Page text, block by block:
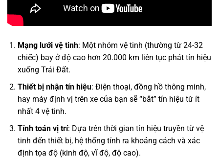
Mạng lưới vệ tinh: Một nhóm vệ tinh (thường từ 24-32
chiếc) bay ở độ cao hơn 20.000 km liên tục phát tín hiệu
xuống Trái Đất.
Thiết bị nhận tín hiệu: Điện thoại, đồng hồ thông minh,
hay máy định vị trên xe của bạn sẽ “bắt” tín hiệu từ ít
nhất 4 vệ tinh.
Tính toán vị trí: Dựa trên thời gian tín hiệu truyền từ vệ
tinh đến thiết bị, hệ thống tính ra khoảng cách và xác
định tọa độ (kinh độ, vĩ độ, độ cao).